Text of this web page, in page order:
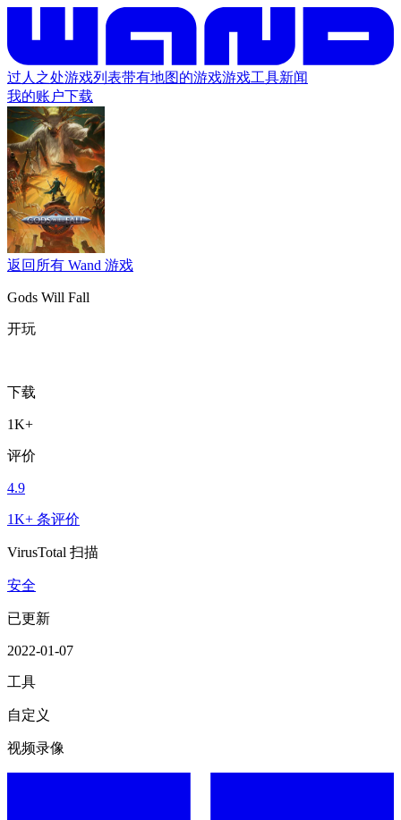
过人之处游戏列表带有地图的游戏游戏工具新闻
我的账户下载
返回所有 Wand 游戏
Gods Will Fall
开玩
下载
1K+
评价
4.9
1K+ 条评价
VirusTotal 扫描
安全
已更新
2022-01-07
工具
自定义
视频录像